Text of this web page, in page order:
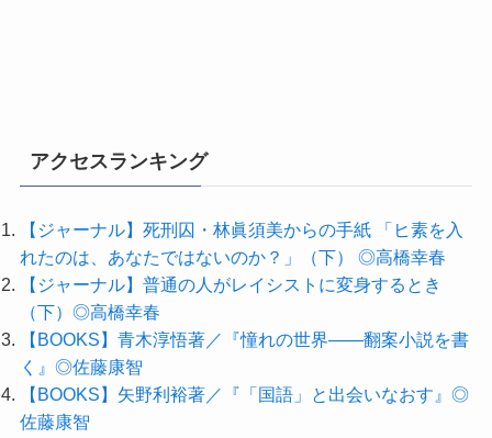
アクセスランキング
【ジャーナル】死刑囚・林眞須美からの手紙 「ヒ素を入
れたのは、あなたではないのか？」（下） ◎高橋幸春
【ジャーナル】普通の人がレイシストに変身するとき
（下）◎高橋幸春
【BOOKS】青木淳悟著／『憧れの世界――翻案小説を書
く』◎佐藤康智
【BOOKS】矢野利裕著／『「国語」と出会いなおす』◎
佐藤康智